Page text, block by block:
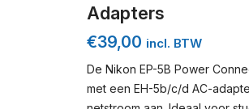
Adapters
€39,00 incl. BTW
De Nikon EP-5B Power
met een EH-5b/c/d AC-